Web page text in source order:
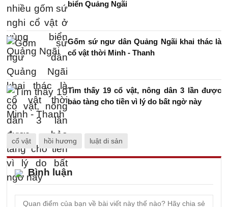
biển Quảng Ngãi
Gốm sứ ngư dân Quảng Ngãi khai thác là
cổ vật thời Minh - Thanh
Tìm thấy 19 cổ vật, nông dân 3 lần được
bảo tàng cho tiền vì lý do bất ngờ này
cổ vật hồi hương luật di sản
Bình luận